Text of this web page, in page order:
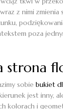
z nimi
poza
strona
sobie bukiet
jest inny,
kolorach i